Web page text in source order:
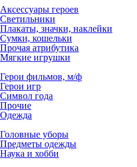
Аксессуары героев
Светильники
Плакаты, значки, наклейки
Сумки, кошельки
Прочая атрибутика
Мягкие игрушки
Герои фильмов, м/ф
Герои игр
Символ года
Прочие
Одежда
Головные уборы
Предметы одежды
Наука и хобби